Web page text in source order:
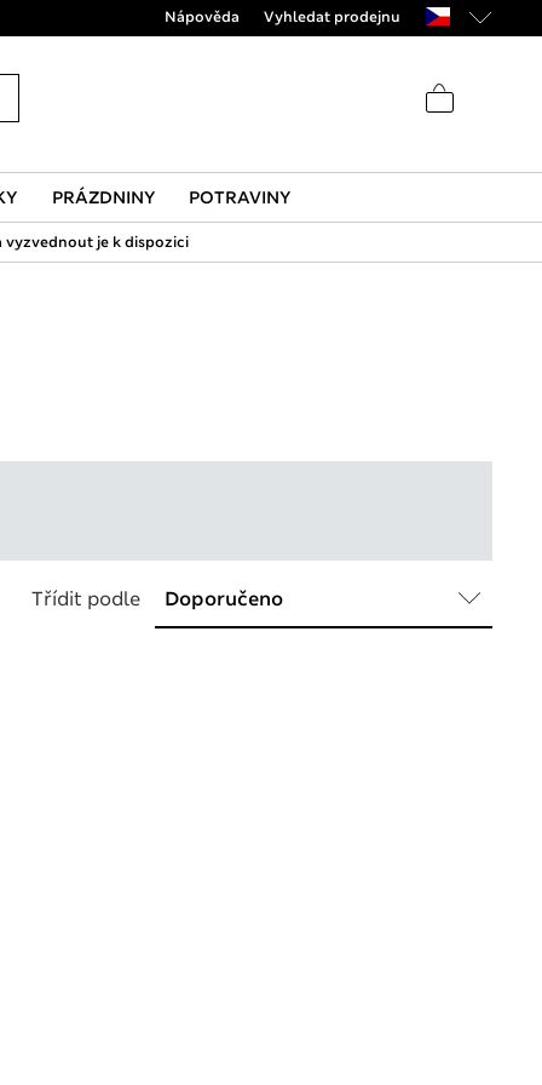
Nápověda Vyhledat prodejnu
PRÁZDNINY POTRAVINY
vyzvednout je k dispozici
Třídit podle